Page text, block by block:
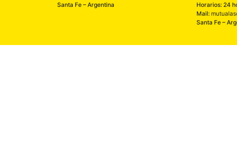
Santa Fe – Argentina
Horarios: 24
Mail:
Santa Fe –